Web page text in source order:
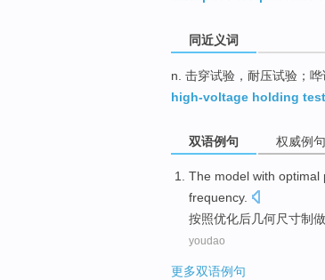
同近义词
n. 击穿试验，耐压试验；
high-voltage holding test
双语例句 权威例句
The model with optimal
frequency.
按照优化后几何尺寸制
youdao
更多双语例句